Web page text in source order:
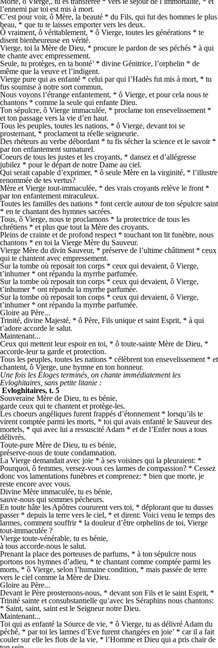
l’ennemi par toi est mis à mort.
C’est pour voir, ô Mère, la beauté * du Fils, qui fut des hommes le plus
beau, * que tu te laisses emporter vers les deux.
Ô vraiment, ô véritablement, * ô Vierge, toutes les générations * te
disent bienheureuse en vérité.
Vierge, toi la Mère de Dieu, * procure le pardon de ses péchés * à qui
te chante avec empressement.
Seule, tu protèges, en ta bonté’ * divine Génitrice, l’orphelin * de
même que la veuve et l’indigent.
Vierge pure qui as enfanté * celui par qui l’Hadès fut mis à mort, * tu
fus soumise à notre sort commun,
Nous voyons l’étrange enfantement, * ô Vierge, et pour cela nous te
chantons * comme la seule qui enfante Dieu.
Ton sépulcre, ô Vierge immaculée, * proclame ton ensevelissement *
et ton passage vers la vie d’en haut.
Tous les peuples, toutes les nations, * ô Vierge, devant toi se
prosternant, * proclament ta réelle seigneurie.
Des rhéteurs au verbe débordant * tu fis sécher la science et le savoir *
par ton enfantement surnaturel.
Coeurs de tous les justes et les croyants, * dansez et d’allégresse
jubilez * pour le départ de notre Dame au ciel.
Qui serait capable d’exprimer, * ô seule Mère en la virginité, * l’illustre
renommée de tes vertus?
Mère et Vierge tout-immaculée, * des vrais croyants relève le front *
par ton enfantement miraculeux.
Toutes les familles des nations * font cercle autour de ton sépulcre saint
* en te chantant des hymnes sacrées.
Tous, ô Vierge, nous te proclamons * la protectrice de tous les
chrétiens * et plus que tout la Mère des croyants.
Pleins de crainte et de profond respect * touchant ton lit funèbre, nous
chantons * en toi la Vierge Mère du Sauveur.
Vierge Mère du divin Sauveur, * préserve de l’ultime châtiment * ceux
qui te chantent avec empressement.
Sur la tombe où reposait ton corps * ceux qui devaient, ô Vierge,
t’inhumer * ont répandu la myrrhe parfumée.
Sur la tombe où reposait ton corps * ceux qui devaient, ô Vierge,
t’inhumer * ont répandu la myrrhe parfumée.
Sur la tombe où reposait ton corps * ceux qui devaient, ô Vierge,
t’inhumer * ont répandu la myrrhe parfumée.
Gloire au Père...
Trinité, divine Majesté, * ô Père, Fils unique et saint Esprit, * à qui
t’adore accorde le salut.
Maintenant...
Ceux qui mettent leur espoir en toi, * ô toute-sainte Mère de Dieu, *
accorde-leur ta garde et protection.
Tous les peuples, toutes les nations * célèbrent ton ensevelissement * et
chantent, ô Vierge, une hymne en ton honneur.
Une fois les Éloges terminés, on chante immédiatement les
Evloghitaires, sans petite litanie :
Evloghitaires, t. 5
Souveraine Mère de Dieu, tu es bénie,
garde ceux qui te chantent et protège-les.
Les choeurs angéliques furent frappés d’étonnement * lorsqu’ils te
virent comptée parmi les morts, * toi qui avais enfanté le Sauveur des
mortels, * qui avec lui a ressuscité Adam * et de l’Enfer nous a tous
délivrés.
Toute-pure Mère de Dieu, tu es bénie,
préserve-nous de toute condamnation.
La Vierge demandait avec joie * à ses voisines qui la pleuraient: *
Pourquoi, ô femmes, versez-vous ces larmes de compassion? * Cessez
donc vos lamentations funèbres et comprenez: * bien que morte, je
reste encore avec vous.
Divine Mère immaculée, tu es bénie,
sauve-nous qui sommes pécheurs.
En toute hâte les Apôtres coururent vers toi, * déplorant que tu dusses
passer * depuis la terre vers le ciel, * et dirent: Voici venu le temps des
larmes, comment souffrir * la douleur d’être orphelins de toi, Vierge
tout-immaculée ?
Vierge toute-vénérable, tu es bénie,
à tous accorde-nous le salut.
Prenant la place des porteuses de parfums, * à ton sépulcre nous
portons nos hymnes d’adieu, * te chantant comme comptée parmi les
morts, * ô Vierge, selon l’humaine condition, * mais passée de terre
vers le ciel comme la Mère de Dieu.
Gloire au Père...
Devant le Père prosternons-nous, * devant son Fils et le saint Esprit, *
Trinité sainte et consubstantielle qu’avec les Séraphins nous chantons:
* Saint, saint, saint est le Seigneur notre Dieu.
Maintenant...
Toi qui as enfanté la Source de vie, * ô Vierge, tu as délivré Adam du
péché, * par toi les larmes d’Eve furent changées en joie’ * car il a fait
couler sur elle les flots de la vie, * l’Homme et Dieu qui a pris chair de